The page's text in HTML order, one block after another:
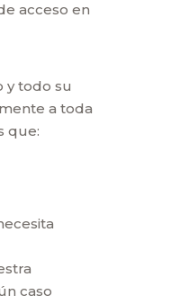
acceso en
y todo su
a toda
que:
caso